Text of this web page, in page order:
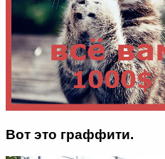
Вот это граффити.